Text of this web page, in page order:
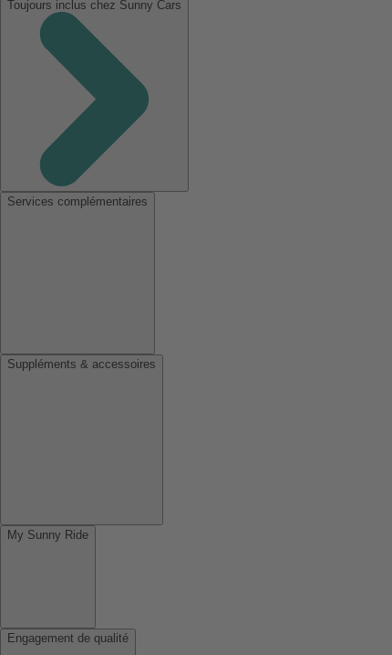
Toujours inclus chez Sunny Cars
Services complémentaires
Suppléments & accessoires
My Sunny Ride
Engagement de qualité